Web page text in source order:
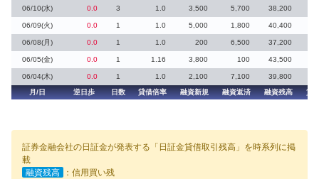
06/10(水) 0.0 3 1.0 3,500 5,700 38,200
06/09(火) 0.0 1 1.0 5,000 1,800 40,400
06/08(月) 0.0 1 1.0 200 6,500 37,200
06/05(金) 0.0 1 1.16 3,800 100 43,500
06/04(木) 0.0 1 1.0 2,100 7,100
39,800
月/日
逆日歩 日数 貸借倍率 融資新規 融資返済 融資残高 貸
証券金融会社の日証金が発表する「日証金貸借取引残高」を時系列に掲
載
融資残高
：信用買い残